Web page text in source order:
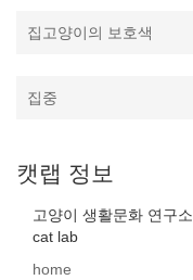
집고양이의 보호색
집중
캣랩 정보
고양이 생활문화 연구소
cat lab
home